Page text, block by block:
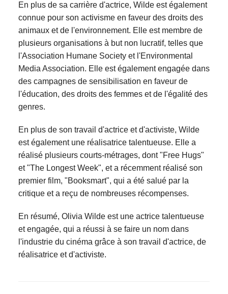
En plus de sa carrière d'actrice, Wilde est également
connue pour son activisme en faveur des droits des
animaux et de l'environnement. Elle est membre de
plusieurs organisations à but non lucratif, telles que
l'Association Humane Society et l'Environmental
Media Association. Elle est également engagée dans
des campagnes de sensibilisation en faveur de
l'éducation, des droits des femmes et de l'égalité des
genres.
En plus de son travail d'actrice et d'activiste, Wilde
est également une réalisatrice talentueuse. Elle a
réalisé plusieurs courts-métrages, dont "Free Hugs"
et "The Longest Week", et a récemment réalisé son
premier film, "Booksmart", qui a été salué par la
critique et a reçu de nombreuses récompenses.
En résumé, Olivia Wilde est une actrice talentueuse
et engagée, qui a réussi à se faire un nom dans
l'industrie du cinéma grâce à son travail d'actrice, de
réalisatrice et d'activiste.